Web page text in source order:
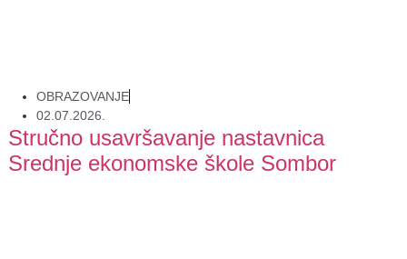
OBRAZOVANJE
02.07.2026.
Stručno usavršavanje nastavnica
Srednje ekonomske škole Sombor